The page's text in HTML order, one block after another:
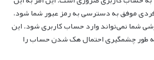
موفق به دسترسی به رمز عبور شما شود،
شما نمی‌تواند وارد حساب کاربری شود. این
به طور چشمگیری احتمال هک شدن حساب را